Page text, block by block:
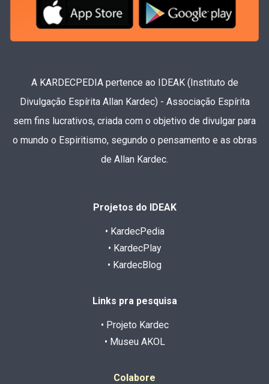
A KARDECPEDIA pertence ao IDEAK (Instituto de
Divulgação Espírita Allan Kardec) - Associação Espírita
sem fins lucrativos, criada com o objetivo de divulgar para
o mundo o Espiritismo, segundo o pensamento e as obras
de Allan Kardec.
Projetos do IDEAK
• KardecPedia
• KardecPlay
• KardecBlog
Links pra pesquisa
• Projeto Kardec
• Museu AKOL
Colabore